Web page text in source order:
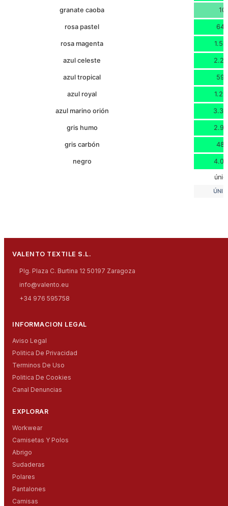
granate caoba 10
rosa pastel 647
rosa magenta
azul celeste
azul tropical 590
azul royal
azul marino orión
gris humo
gris carbón 484
negro
VALENTO TEXTILE S.L.
Plg. Plaza C. Burtina 12 50197 Zaragoza
info@valento.eu
+34 976 595758
INFORMACION LEGAL
Aviso Legal
Politica De Privacidad
Terminos De Uso
Politica De Cookies
Canal Denuncias
EXPLORAR
Workwear
Camisetas Y Polos
Abrigo
Sudaderas
Polares
Pantalones
Camisas